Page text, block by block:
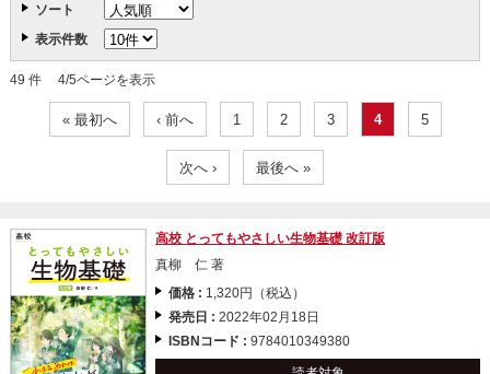
ソート
表示件数
49 件 4/5ページを表示
« 最初へ ‹ 前へ 1 2 3 4 5
次へ › 最後へ »
高校 とってもやさしい生物基礎 改訂版
真柳 仁 著
価格 : 1,320円（税込）
発売日 :2022年02月18日
ISBNコード :9784010349380